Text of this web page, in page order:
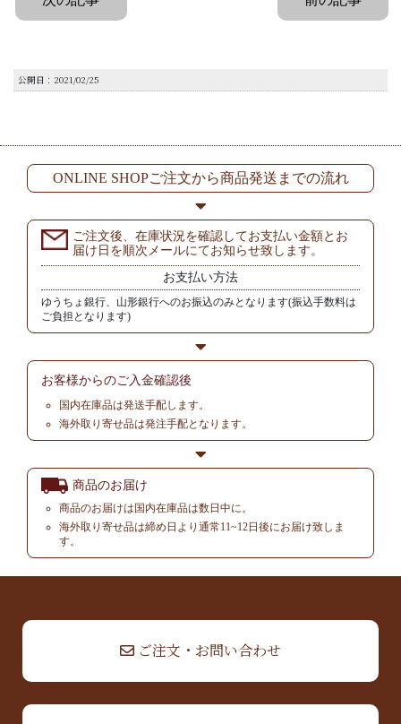
公開日：2021/02/25
ONLINE SHOPご注文から商品発送までの流れ
ご注文後、在庫状況を確認してお支払い金額とお
届け日を順次メールにてお知らせ致します。
お支払い方法
ゆうちょ銀行、山形銀行へのお振込のみとなります(振込手数料は
ご負担となります)
お客様からのご入金確認後
国内在庫品は発送手配します。
海外取り寄せ品は発注手配となります。
商品のお届け
商品のお届けは国内在庫品は数日中に。
海外取り寄せ品は締め日より通常11~12日後にお届け致しま
す。
ご注文・お問い合わせ